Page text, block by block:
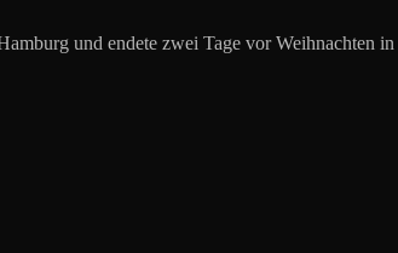
und endete zwei Tage vor Weihnachten